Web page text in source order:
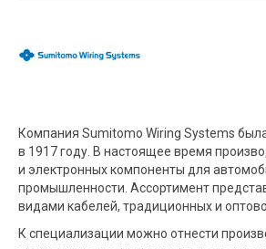
Компания Sumitomo Wiring Systems
в 1917 году. В настоящее время
и электронных компоненты для
промышленности. Ассортимент
видами кабелей, традиционных и
К специализации можно отнести